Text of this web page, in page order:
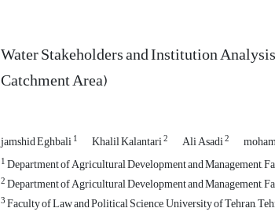
Water Stakeholders and Institution
Catchment Area)
jamshid Eghbali1 Khalil Kalantari2 Ali Asadi2
1Department of Agricultural Development and Management,
2Department of Agricultural Development and Management,
3Faculty of Law and Political Science, University of Tehran,